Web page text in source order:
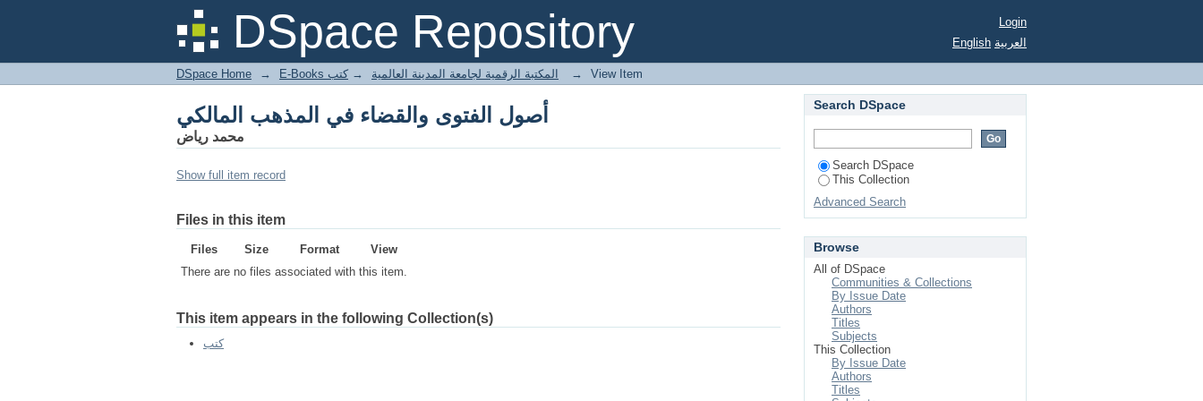
DSpace Repository
أصول الفتوى والقضاء في المذهب المالكي
Login
English العربية
DSpace Home → E-Books المكتبة الرقمية لجامعة المدينة العالمية → كتب → View Item
أصول الفتوى والقضاء في المذهب المالكي
محمد رياض
Show full item record
Files in this item
Files Size Format
View
There are no files associated with this item.
This item appears in the following Collection(s)
كتب
Search DSpace
Search DSpace
This Collection
Advanced Search
Browse
All of DSpace
Communities & Collections
By Issue Date
Authors
Titles
Subjects
This Collection
By Issue Date
Authors
Titles